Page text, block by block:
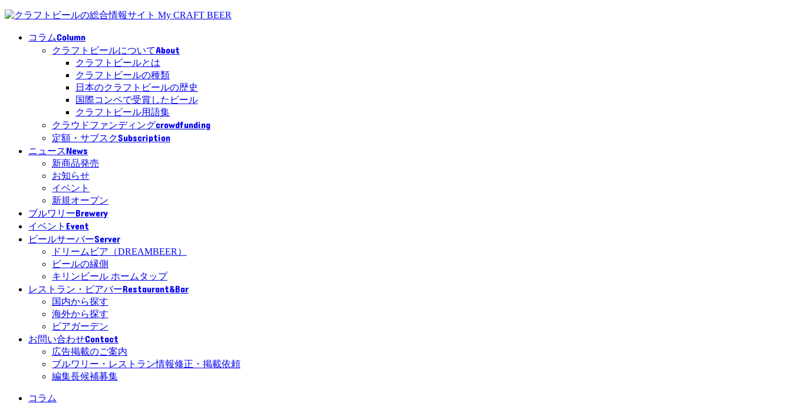
コラムColumn
クラフトビールについてAbout
クラフトビールとは
クラフトビールの種類
日本のクラフトビールの歴史
国際コンペで受賞したビール
クラフトビール用語集
クラウドファンディングcrowdfunding
定額・サブスクSubscription
ニュースNews
新商品発売
お知らせ
イベント
新規オープン
ブルワリーBrewery
イベント Event
ビールサーバーServer
ドリームビア（DREAMBEER）
ビールの縁側
キリンビール ホームタップ
レストラン・ビアバーRestaurant&Bar
国内から探す
海外から探す
ビアガーデン
お問い合わせContact
広告掲載のご案内
ブルワリー・レストラン情報修正・掲載依頼
編集長候補募集
コラム